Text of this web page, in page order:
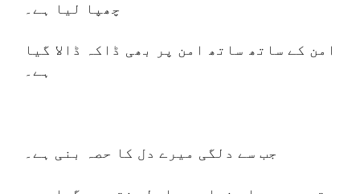
چھپا لیا ہے۔
امن کے ساتھ ساتھ امن پر بھی ڈاکہ ڈالا گیا
ہے۔
جب سے دلگی میرے دل کا حصہ بنی ہے۔